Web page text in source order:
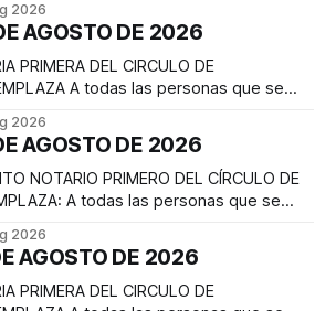
a la publicación del presente edicto,
de la liquidación sucesoral intestada
MESA SUAREZ (Q.
2026
AGOSTO DE 2026
PRIMERA DEL CIRCULO DE
A todas las personas que se
a la publicación del presente edicto,
de la liquidación sucesoral intestada
PEDRAZA MEDINA (Q.E.
2026
AGOSTO DE 2026
NOTARIO PRIMERO DEL CÍRCULO DE
A todas las personas que se
sociedad conyugal y de la herencia del
ZARATE RUEDA, quien en vida se
de ciudadanía
2026
AGOSTO DE 2026
PRIMERA DEL CIRCULO DE